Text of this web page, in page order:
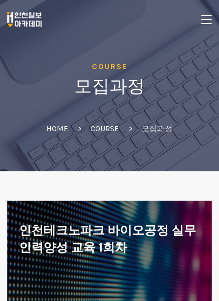
COURSE
모집과정
HOME COURSE 모집과정
인천테크노파크 바이오공정 실무
인력양성 교육 1회차